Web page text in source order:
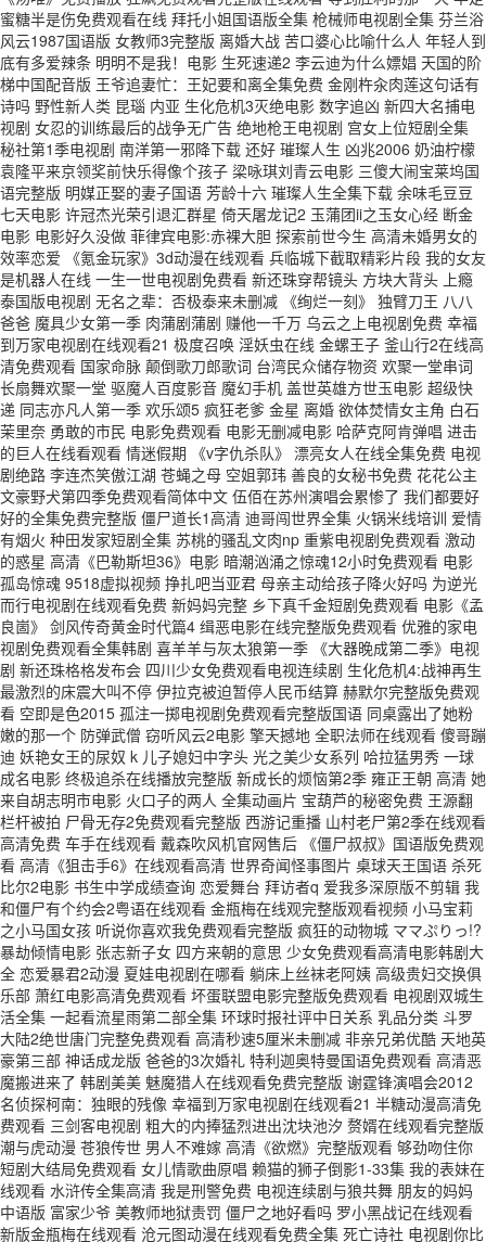
蜜糖半是伤免费观看在线 拜托小姐国语版全集 枪械师电视剧全集 芬兰浴
风云1987国语版 女教师3完整版 离婚大战 苦口婆心比喻什么人 年轻人到
底有多爱辣条 明明不是我！电影 生死速递2 李云迪为什么嫖娼 天国的阶
梯中国配音版 王爷追妻忙：王妃要和离全集免费 金刚杵汆肉莲这句话有
诗吗 野性新人类 昆瑙 内亚 生化危机3灭绝电影 数字追凶 新四大名捕电
视剧 女忍的训练最后的战争无广告 绝地枪王电视剧 宫女上位短剧全集
秘社第1季电视剧 南洋第一邪降下载 还好 璀璨人生 凶兆2006 奶油柠檬
袁隆平来京领奖前快乐得像个孩子 梁咏琪刘青云电影 三傻大闹宝莱坞国
语完整版 明媒正娶的妻子国语 芳龄十六 璀璨人生全集下载 余味毛豆豆
七天电影 许冠杰光荣引退汇群星 倚天屠龙记2 玉蒲团ii之玉女心经 断金
电影 电影好久没做 菲律宾电影:赤裸大胆 探索前世今生 高清未婚男女的
效率恋爱 《氪金玩家》3d动漫在线观看 兵临城下截取精彩片段 我的女友
是机器人在线 一生一世电视剧免费看 新还珠穿帮镜头 方块大背头 上瘾
泰国版电视剧 无名之辈：否极泰来未删减 《绚烂一刻》 独臂刀王 八八
爸爸 魔具少女第一季 肉蒲剧蒲剧 赚他一千万 乌云之上电视剧免费 幸福
到万家电视剧在线观看21 极度召唤 淫妖虫在线 金螺王子 釜山行2在线高
清免费观看 国家命脉 颠倒歌刀郎歌词 台湾民众储存物资 欢聚一堂串词
长扇舞欢聚一堂 驱魔人百度影音 魔幻手机 盖世英雄方世玉电影 超级快
递 同志亦凡人第一季 欢乐颂5 疯狂老爹 金星 离婚 欲体焚情女主角 白石
茉里奈 勇敢的市民 电影免费观看 电影无删减电影 哈萨克阿肯弹唱 进击
的巨人在线看观看 情迷假期 《v字仇杀队》 漂亮女人在线全集免费 电视
剧绝路 李连杰笑傲江湖 苍蝇之母 空姐郭玮 善良的女秘书免费 花花公主
文豪野犬第四季免费观看简体中文 伍佰在苏州演唱会累惨了 我们都要好
好的全集免费完整版 僵尸道长1高清 迪哥闯世界全集 火锅米线培训 爱情
有烟火 种田发家短剧全集 苏桃的骚乱文肉np 重紫电视剧免费观看 激动
的惑星 高清《巴勒斯坦36》电影 暗潮汹涌之惊魂12小时免费观看 电影
孤岛惊魂 9518虚拟视频 挣扎吧当亚君 母亲主动给孩子降火好吗 为逆光
而行电视剧在线观看免费 新妈妈完整 乡下真千金短剧免费观看 电影《孟
良崮》 剑风传奇黄金时代篇4 缉恶电影在线完整版免费观看 优雅的家电
视剧免费观看全集韩剧 喜羊羊与灰太狼第一季 《大器晚成第二季》电视
剧 新还珠格格发布会 四川少女免费观看电视连续剧 生化危机4:战神再生
最激烈的床震大叫不停 伊拉克被迫暂停人民币结算 赫默尔完整版免费观
看 空即是色2015 孤注一掷电视剧免费观看完整版国语 同桌露出了她粉
嫩的那一个 防弹武僧 窃听风云2电影 擎天撼地 全职法师在线观看 傻哥蹦
迪 妖艳女王的尿奴 k 儿子媳妇中字头 光之美少女系列 哈拉猛男秀 一球
成名电影 终极追杀在线播放完整版 新成长的烦恼第2季 雍正王朝 高清 她
来自胡志明市电影 火口子的两人 全集动画片 宝葫芦的秘密免费 王源翻
栏杆被拍 尸骨无存2免费观看完整版 西游记重播 山村老尸第2季在线观看
高清免费 车手在线观看 戴森吹风机官网售后 《僵尸叔叔》国语版免费观
看 高清《狙击手6》在线观看高清 世界奇闻怪事图片 桌球天王国语 杀死
比尔2电影 书生中学成绩查询 恋爱舞台 拜访者q 爱我多深原版不剪辑 我
和僵尸有个约会2粤语在线观看 金瓶梅在线观完整版观看视频 小马宝莉
之小马国女孩 听说你喜欢我免费观看完整版 疯狂的动物城 ママぷりっ!?
暴劫倾情电影 张志新子女 四方来朝的意思 少女免费观看高清电影韩剧大
全 恋爱暴君2动漫 夏娃电视剧在哪看 躺床上丝袜老阿姨 高级贵妇交换俱
乐部 萧红电影高清免费观看 坏蛋联盟电影完整版免费观看 电视剧双城生
活全集 一起看流星雨第二部全集 环球时报社评中日关系 乳品分类 斗罗
大陆2绝世唐门完整免费观看 高清秒速5厘米未删减 非亲兄弟优酷 天地英
豪第三部 神话成龙版 爸爸的3次婚礼 特利迦奥特曼国语免费观看 高清恶
魔搬进来了 韩剧美美 魅魔猎人在线观看免费完整版 谢霆锋演唱会2012
名侦探柯南：独眼的残像 幸福到万家电视剧在线观看21 半糖动漫高清免
费观看 三剑客电视剧 粗大的内捧猛烈进出沈块池汐 赘婿在线观看完整版
潮与虎动漫 苍狼传世 男人不难嫁 高清《欲燃》完整版观看 够劲吻住你
短剧大结局免费观看 女儿情歌曲原唱 赖猫的狮子倒影1-33集 我的表妹在
线观看 水浒传全集高清 我是刑警免费 电视连续剧与狼共舞 朋友的妈妈
中语版 富家少爷 美教师地狱责罚 僵尸之地好看吗 罗小黑战记在线观看
新版金瓶梅在线观看 沧元图动漫在线观看免费全集 死亡诗社 电视剧你比